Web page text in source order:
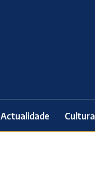
Actualidade Cultura